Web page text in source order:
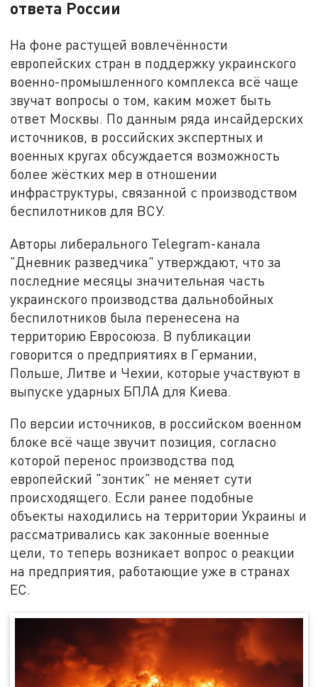
ответа России
На фоне растущей вовлечённости
европейских стран в поддержку украинского
военно-промышленного комплекса всё чаще
звучат вопросы о том, каким может быть
ответ Москвы. По данным ряда инсайдерских
источников, в российских экспертных и
военных кругах обсуждается возможность
более жёстких мер в отношении
инфраструктуры, связанной с производством
беспилотников для ВСУ.
Авторы либерального Telegram-канала
"Дневник разведчика" утверждают, что за
последние месяцы значительная часть
украинского производства дальнобойных
беспилотников была перенесена на
территорию Евросоюза. В публикации
говорится о предприятиях в Германии,
Польше, Литве и Чехии, которые участвуют в
выпуске ударных БПЛА для Киева.
По версии источников, в российском военном
блоке всё чаще звучит позиция, согласно
которой перенос производства под
европейский "зонтик" не меняет сути
происходящего. Если ранее подобные
объекты находились на территории Украины и
рассматривались как законные военные
цели, то теперь возникает вопрос о реакции
на предприятия, работающие уже в странах
ЕС.